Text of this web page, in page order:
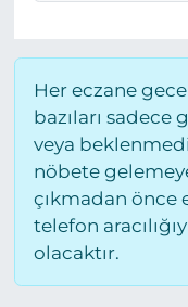
Her eczane
bazıları
veya
nöbete
çıkmadan önce
telefon
olacaktır.